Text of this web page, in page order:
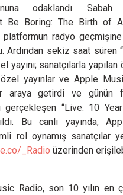
odaklandı. Sabah
Be Boring: The Birth of
platformun radyo geçmişine
Ardından sekiz saat süren
yayını; sanatçılarla yapılan
yayınlar ve Apple
araya getirdi ve
gerçekleşen “Live: 10
Bu canlı yayında,
rol oynamış sanatçılar
_Radio üzerinden
Radio, son 10 yılın en